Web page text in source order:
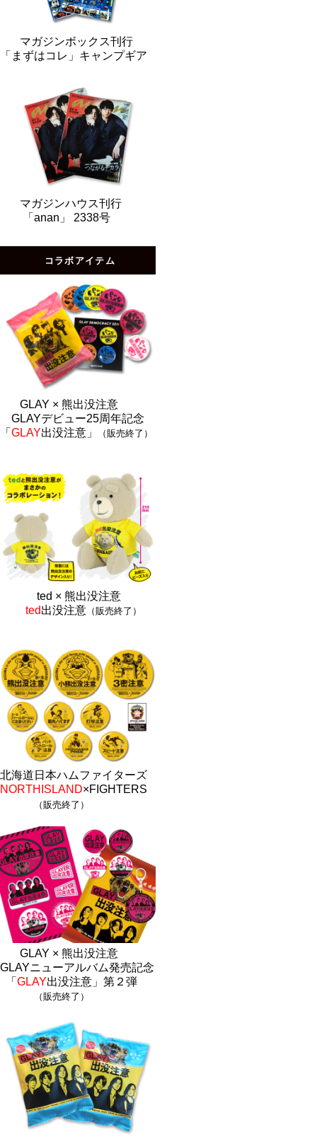
マガジンボックス刊行
「まずはコレ」キャンプギア
マガジンハウス刊行
「anan」 2338号
コラボアイテム
GLAY × 熊出没注意
GLAYデビュー25周年記念
「 GLAY出没注意」 （販売終了）
ted × 熊出没注意
ted出没注意 （販売終了）
北海道日本ハムファイターズ
NORTHISLAND×FIGHTERS
（販売終了）
GLAY × 熊出没注意
GLAYニューアルバム発売記念
「 GLAY出没注意」第２弾
（販売終了）